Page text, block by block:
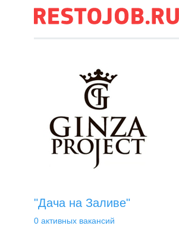
"Дача на Заливе"
0 активных вакансий